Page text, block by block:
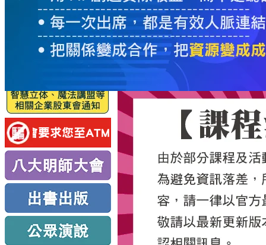
新
思
路